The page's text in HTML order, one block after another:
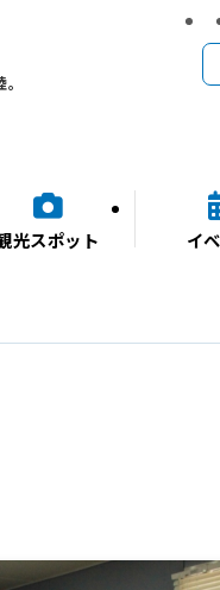
光スポット イ